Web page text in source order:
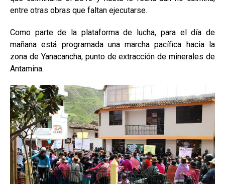
entre otras obras que faltan ejecutarse.
Como parte de la plataforma de lucha, para el día de
mañana está programada una marcha pacífica hacia la
zona de Yanacancha, punto de extracción de minerales de
Antamina.